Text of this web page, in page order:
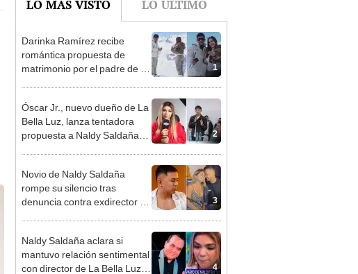
1
romántica propuesta de
matrimonio por el padre de su
hija: "Entre nervios, lágrimas
2
Bella Luz, lanza tentadora
propuesta a Naldy Saldaña
tras denuncia por
3
rompe su silencio tras
denuncia contra exdirector de
La Bella Luz: "Tiene todo mi
4
mantuvo relación sentimental
con director de La Bella Luz
tras denunciarlo por